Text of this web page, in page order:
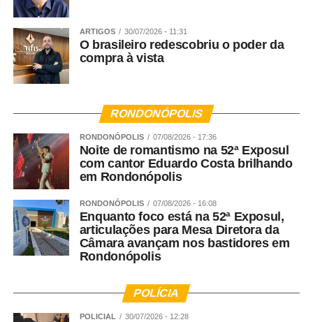
ARTIGOS 30/07/2026 - 11:31
O brasileiro redescobriu o poder da
compra à vista
RONDONÓPOLIS
RONDONÓPOLIS 07/08/2026 - 17:36
Noite de romantismo na 52ª Exposul
com cantor Eduardo Costa brilhando
em Rondonópolis
RONDONÓPOLIS 07/08/2026 - 16:08
Enquanto foco está na 52ª Exposul,
articulações para Mesa Diretora da
Câmara avançam nos bastidores em
Rondonópolis
POLÍCIA
POLICIAL 30/07/2026 - 12:28